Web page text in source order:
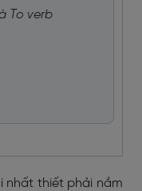
To verb
thiết phải nắm